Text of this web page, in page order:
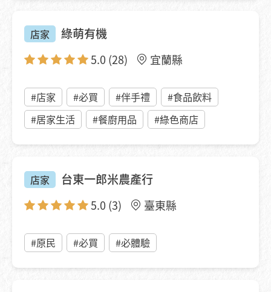
店家 綠萌有機
5.0 (28) 宜蘭縣
#店家 #必買 #伴手禮
#食品飲料
#居家生活
#餐廚用品 #綠色商店
店家 台東一郎米農產行
5.0 (3) 臺東縣
#原民 #必買 #必體驗